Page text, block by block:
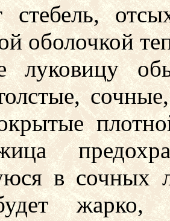
стебель,
оболочкой
луковицу
в сочных